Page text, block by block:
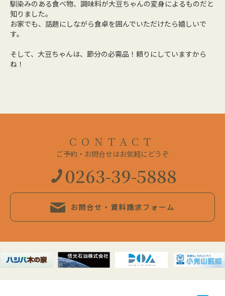
馴染みのある食べ物、調味料が大豆ちゃんの変身によるものだと
知りました。
お家でも、話題にしながら食卓を囲んでいただけたら嬉しいで
す。
そして、大豆ちゃんは、節分の必需品！頼りにしていますから
ね！
CONTACT
ご予約・お問合せはお気軽にどうぞ
0263-39-5888
お問合せ・資料請求フォーム